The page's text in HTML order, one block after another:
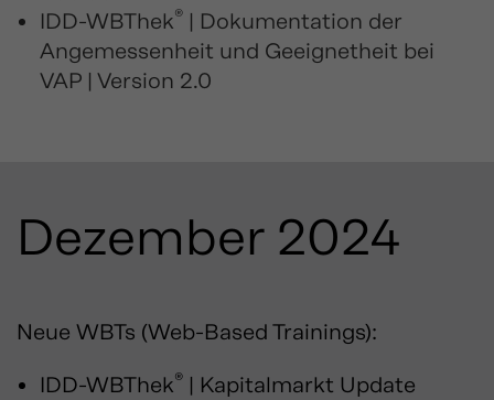
IDD-WBThek® | Dokumentation der
Angemessenheit und Geeignetheit bei
VAP | Version 2.0
Dezember 2024
Neue WBTs (Web-Based Trainings):
IDD-WBThek® | Kapitalmarkt Update